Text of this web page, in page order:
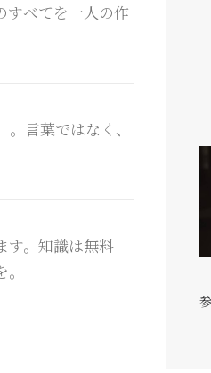
べてを一人の作
言葉ではなく、
す。知識は無料